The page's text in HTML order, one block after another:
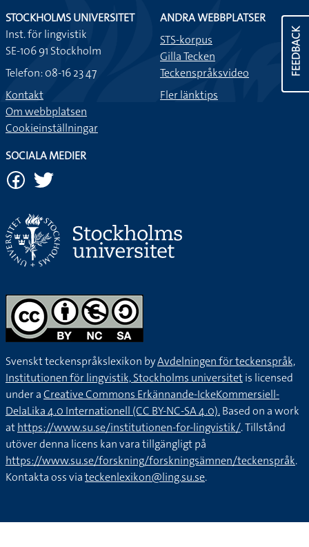
FEEDBACK
STOCKHOLMS UNIVERSITET
Inst. för lingvistik
SE-106 91 Stockholm
Telefon: 08-16 23 47
Kontakt
Om webbplatsen
Cookieinställningar
ANDRA WEBBPLATSER
STS-korpus
Gilla Tecken
Teckenspråksvideo
Fler länktips
SOCIALA MEDIER
Svenskt teckenspråkslexikon byAvdelningen för teckenspråk,
Institutionen för lingvistik, Stockholms universitetis licensed
under aCreative Commons Erkännande-IckeKommersiell-
DelaLika 4.0 Internationell (CC BY-NC-SA 4.0).Based on a work
athttps://www.su.se/institutionen-for-lingvistik/. Tillstånd
utöver denna licens kan vara tillgängligt på
https://www.su.se/forskning/forskningsämnen/teckenspråk.
Kontakta oss viateckenlexikon@ling.su.se.